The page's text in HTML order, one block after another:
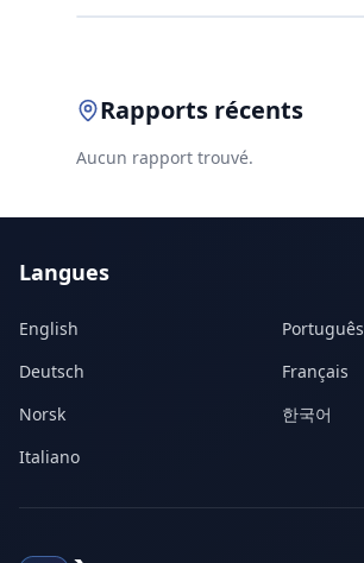
Rapports récents
Aucun rapport trouvé.
Langues
English Português
Deutsch
Français
Norsk
한국어
Italiano